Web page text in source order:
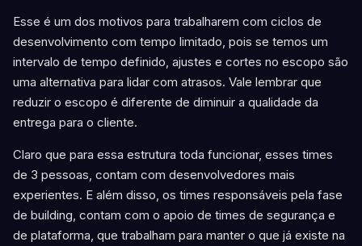
Esse é um dos motivos para trabalharem com ciclos de
desenvolvimento com tempo limitado, pois se temos um
intervalo de tempo definido, ajustes e cortes no escopo são
uma alternativa para lidar com atrasos. Vale lembrar que
reduzir o escopo é diferente de diminuir a qualidade da
entrega para o cliente.
Claro que para essa estrutura toda funcionar, esses times
de 3 pessoas, contam com desenvolvedores mais
experientes. E além disso, os times responsáveis pela fase
de building, contam com o apoio de times de segurança e
de plataforma, que trabalham para manter o que já existe na